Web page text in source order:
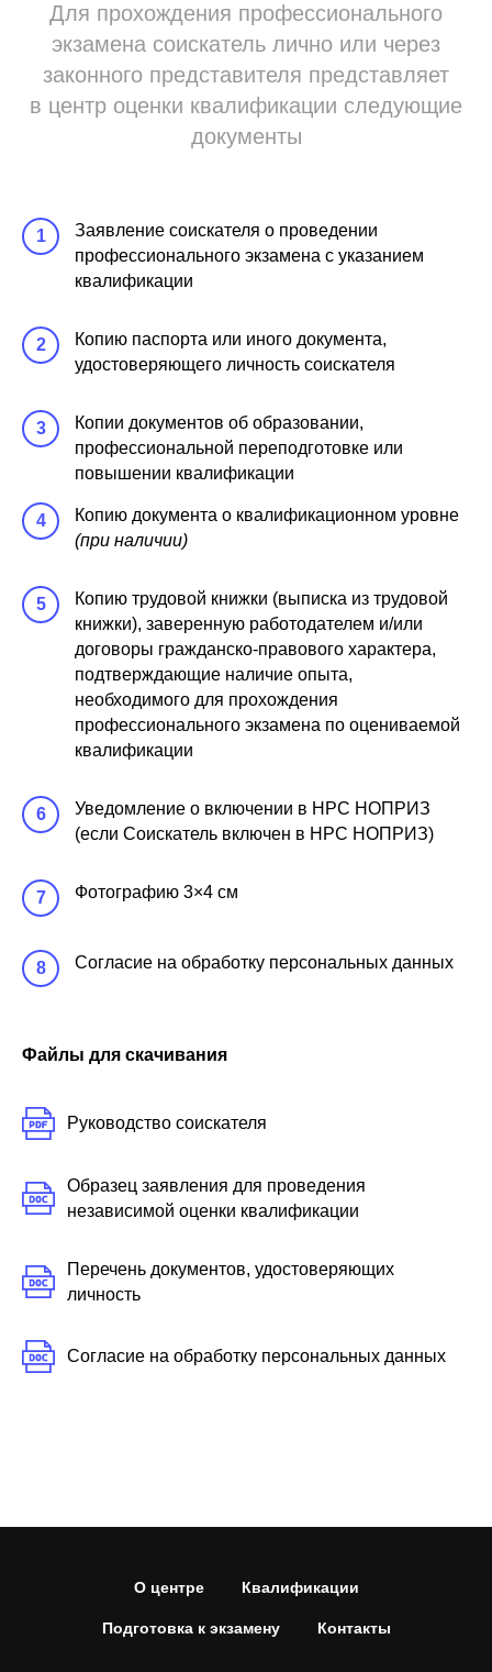
Для прохождения профессионального
экзамена соискатель лично или через
законного представителя представляет
в центр оценки квалификации следующие
документы
1
Заявление соискателя о проведении
профессионального экзамена с указанием
квалификации
2
Копию паспорта или иного документа,
удостоверяющего личность соискателя
3
Копии документов об образовании,
профессиональной переподготовке или
повышении квалификации
4
Копию документа о квалификационном уровне
(при наличии)
5
Копию трудовой книжки (выписка из трудовой
книжки), заверенную работодателем и/или
договоры гражданско-правового характера,
подтверждающие наличие опыта,
необходимого для прохождения
профессионального экзамена по оцениваемой
квалификации
6
Уведомление о включении в НРС НОПРИЗ
(если Соискатель включен в НРС НОПРИЗ)
7 Фотографию 3×4 см
8 Согласие на обработку персональных данных
Файлы для скачивания
Руководство соискателя
Образец заявления для проведения
независимой оценки квалификации
Перечень документов, удостоверяющих
личность
Согласие на обработку персональных данных
О центре Квалификации
Подготовка к экзамену Контакты